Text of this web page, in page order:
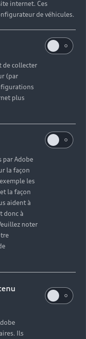
internet. Ces
de véhicules.
de collecter
(par
plus
par Adobe
la façon
les
la façon
aident à
donc à
noter
Ils